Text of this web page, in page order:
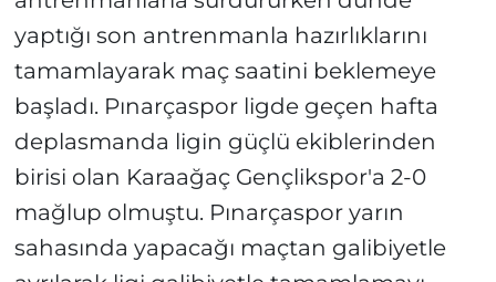
yaptığı son antrenmanla hazırlıklarını
tamamlayarak maç saatini beklemeye
başladı. Pınarçaspor ligde geçen hafta
deplasmanda ligin güçlü ekiblerinden
birisi olan Karaağaç Gençlikspor'a 2-0
mağlup olmuştu. Pınarçaspor yarın
sahasında yapacağı maçtan galibiyetle